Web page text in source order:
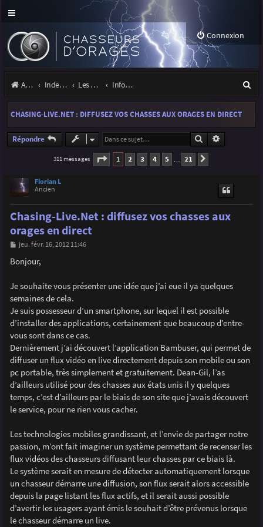
Connexion
Accueil Index du forum Les orages Infos, projets et liens utiles à la communauté
e
h
CHASING-LIVE.NET : DIFFUSEZ VOS CHASSES AUX ORAGES EN DIRECT
Répondre Rechercher
311 messages Page 1sur 21
1 2 3 4 5 … 21
Florian L
Ancien
Chasing-Live.Net : diffusez vos chasses aux
orages en direct
M
s
s
e
jeu. févr. 16, 2012 11:46
Bonjour,
Je souhaite vous présenter une idée que j’ai eue il ya quelques
semaines de cela.
Je suis possesseur d’un smartphone, sur lequel il est possible
d’installer des applications, certainement que beaucoup d’entre-
vous sont dans ce cas.
Dernièrement j’ai découvert l’application Bambuser, qui permet de
diffuser un flux vidéo en live directement depuis son mobile ou son
pc portable, très simplement et gratuitement. Dean-Gil, l’as
d’ailleurs utilisé pour des chasses aux états unis il y quelques
temps, c’est d’ailleurs par le biais de son site que j’avais découvert
le service, pour ne rien vous cacher.
Les technologies mobiles grandissant, et l’envie de partager notre
passion, m’ont fait imaginer un système permettant de recenser les
flux vidéos des chasseurs diffusant leur chasses par ce biais là.
Le système serait en mesure de détecter automatiquement lorsque
un chasseur démarre une diffusion, son flux serait alors accessible
depuis la page listant les flux actifs, et il serait aussi possible
d’avertir les usagers ayant émis le souhait d’être prévenus lorsque
le chasseur démarre un live.